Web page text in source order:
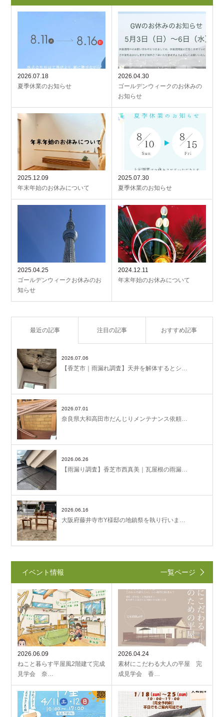
2026.07.18
夏季休業のお知らせ
2026.04.30
ゴールデンウィークのお休みの
お知らせ
2025.12.09
年末年始のお休みについて
2025.07.30
夏季休業のお知らせ
2025.04.25
ゴールデンウィークお休みのお
知らせ
2024.12.11
年末年始のお休みについて
最近の記事 注目の記事 おすすめ記事
2026.07.06
【香芝市｜雨漏れ調査】天井を解体するとシ…
2026.07.01
奈良県大和高田市だんじりメンテナンス依頼…
2026.06.26
【雨漏り調査】香芝市西真美｜瓦屋根の雨漏…
2026.06.16
大阪府藤井寺市Y様邸の地鎮祭を執り行いま…
イベント情報 一覧ページ
2026.06.09
ねこと暮らす平屋風2階建て完成
見学会 奈…
2026.04.24
素材にこだわる大人の平屋 完
成見学会 香…